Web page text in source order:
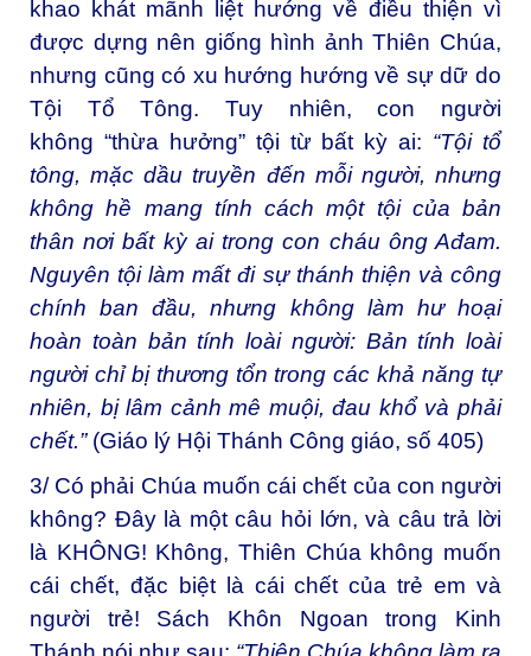
khao khát mãnh liệt hướng về điều thiện vì
được dựng nên giống hình ảnh Thiên Chúa,
nhưng cũng có xu hướng hướng về sự dữ do
Tội Tổ Tông. Tuy nhiên, con người
không “thừa hưởng” tội từ bất kỳ ai: “Tội tổ
tông, mặc dầu truyền đến mỗi người, nhưng
không hề mang tính cách một tội của bản
thân nơi bất kỳ ai trong con cháu ông Ađam.
Nguyên tội làm mất đi sự thánh thiện và công
chính ban đầu, nhưng không làm hư hoại
hoàn toàn bản tính loài người: Bản tính loài
người chỉ bị thương tổn trong các khả năng tự
nhiên, bị lâm cảnh mê muội, đau khổ và phải
chết.”(Giáo lý Hội Thánh Công giáo, số 405)
3/ Có phải Chúa muốn cái chết của con người
không? Đây là một câu hỏi lớn, và câu trả lời
là KHÔNG! Không, Thiên Chúa không muốn
cái chết, đặc biệt là cái chết của trẻ em và
người trẻ! Sách Khôn Ngoan trong Kinh